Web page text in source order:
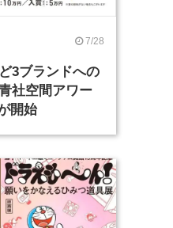
7/28
3ブランドへの
社空間アワー
開始